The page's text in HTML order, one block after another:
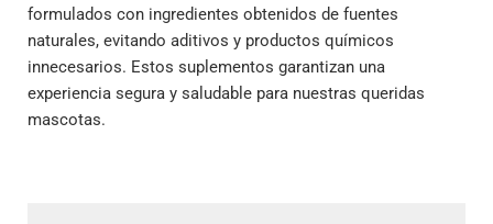
formulados con ingredientes obtenidos de fuentes
naturales, evitando aditivos y productos químicos
innecesarios. Estos suplementos garantizan una
experiencia segura y saludable para nuestras queridas
mascotas.